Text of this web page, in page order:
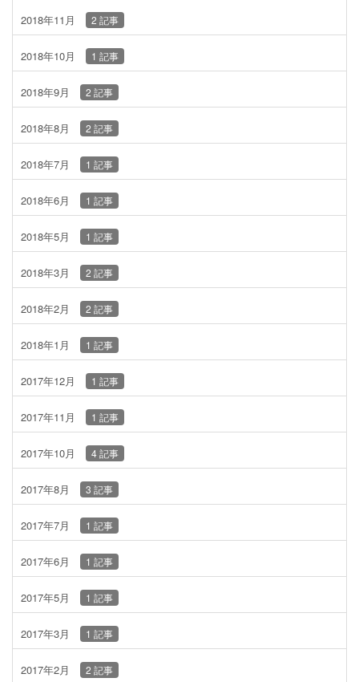
2018年11月 2 記事
2018年10月 1 記事
2018年9月 2 記事
2018年8月 2 記事
2018年7月 1 記事
2018年6月 1 記事
2018年5月 1 記事
2018年3月 2 記事
2018年2月 2 記事
2018年1月 1 記事
2017年12月 1 記事
2017年11月 1 記事
2017年10月 4 記事
2017年8月 3 記事
2017年7月 1 記事
2017年6月 1 記事
2017年5月 1 記事
2017年3月 1 記事
2017年2月 2 記事